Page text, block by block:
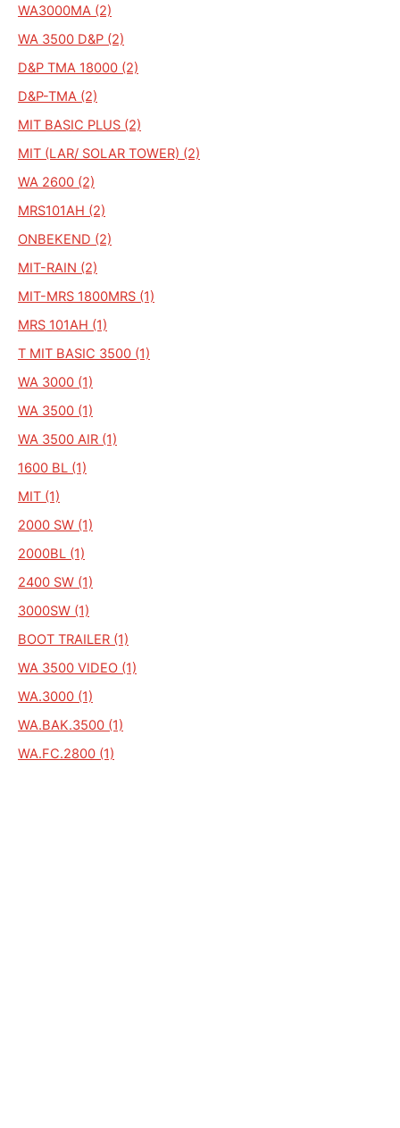
WA3000MA (2)
WA 3500 D&P (2)
D&P TMA 18000 (2)
D&P-TMA (2)
MIT BASIC PLUS (2)
MIT (LAR/ SOLAR TOWER) (2)
WA 2600 (2)
MRS101AH (2)
ONBEKEND (2)
MIT-RAIN (2)
MIT-MRS 1800MRS (1)
MRS 101AH (1)
T MIT BASIC 3500 (1)
WA 3000 (1)
WA 3500 (1)
WA 3500 AIR (1)
1600 BL (1)
MIT (1)
2000 SW (1)
2000BL (1)
2400 SW (1)
3000SW (1)
BOOT TRAILER (1)
WA 3500 VIDEO (1)
WA.3000 (1)
WA.BAK.3500 (1)
WA.FC.2800 (1)